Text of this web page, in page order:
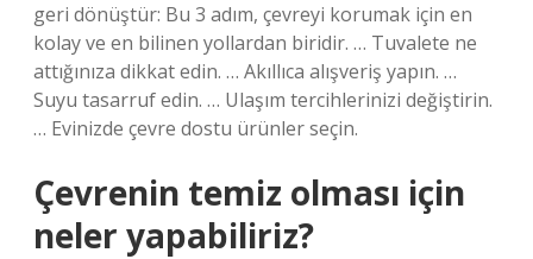
geri dönüştür: Bu 3 adım, çevreyi korumak için en
kolay ve en bilinen yollardan biridir. … Tuvalete ne
attığınıza dikkat edin. … Akıllıca alışveriş yapın. …
Suyu tasarruf edin. … Ulaşım tercihlerinizi değiştirin.
… Evinizde çevre dostu ürünler seçin.
Çevrenin temiz olması için
neler yapabiliriz?